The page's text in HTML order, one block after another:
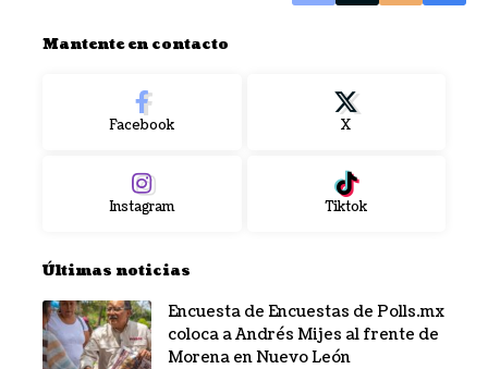
Mantente en contacto
Facebook X
Instagram Tiktok
Últimas noticias
Encuesta de Encuestas de Polls.mx
coloca a Andrés Mijes al frente de
Morena en Nuevo León